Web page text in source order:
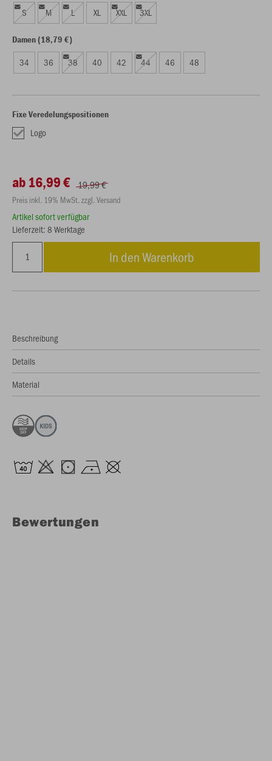
S M L XL XXL 3XL
Damen (18,79 €)
34 36 38 40 42 44 46 48
Fixe Veredelungspositionen
Logo
ab 16,99 € 19,99 €
Preis inkl. 19% MwSt. zzgl. Versand
Artikel sofort verfügbar
Lieferzeit: 8 Werktage
In den Warenkorb
Beschreibung
Details
Material
Bewertungen